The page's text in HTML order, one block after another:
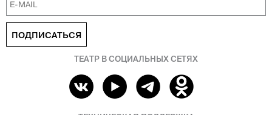
ПОДПИСАТЬСЯ
ТЕАТР В СОЦИАЛЬНЫХ СЕТЯХ